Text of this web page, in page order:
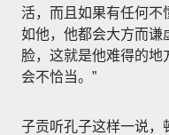
活，而且如果有任何不
如他，他都会大方而谦
脸，这就是他难得的地
会不恰当。”
子贡听孔子这样一说，